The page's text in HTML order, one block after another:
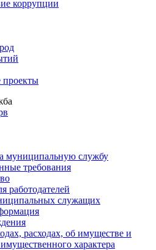
коррупции
муниципальную службу
требования
работодателей
служащих
расходах, об имуществе и
имущественного характера